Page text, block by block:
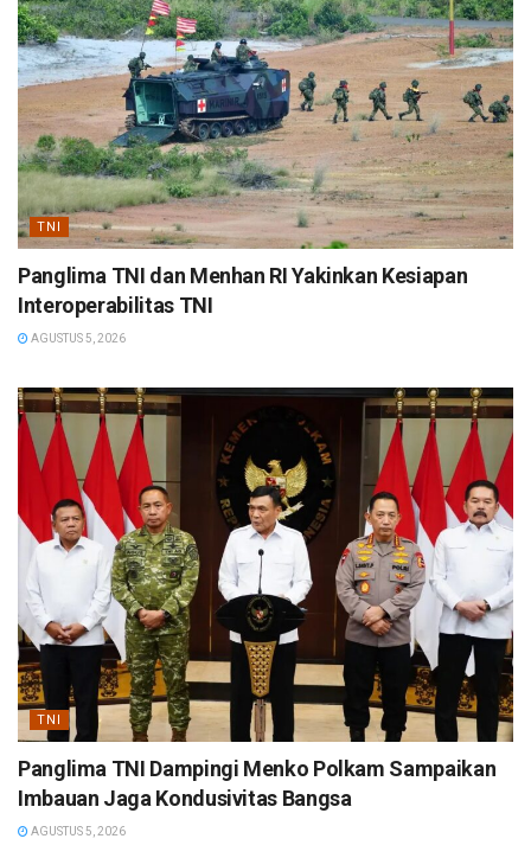
TNI
Panglima TNI dan Menhan RI Yakinkan Kesiapan
Interoperabilitas TNI
AGUSTUS 5, 2026
TNI
Panglima TNI Dampingi Menko Polkam Sampaikan
Imbauan Jaga Kondusivitas Bangsa
AGUSTUS 5, 2026